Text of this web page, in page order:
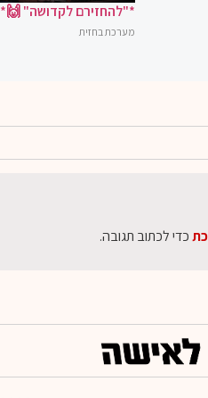
*"להחזירם לקדושה" 🙌*
מערכת בחזית
כדי לכתוב תגובה.